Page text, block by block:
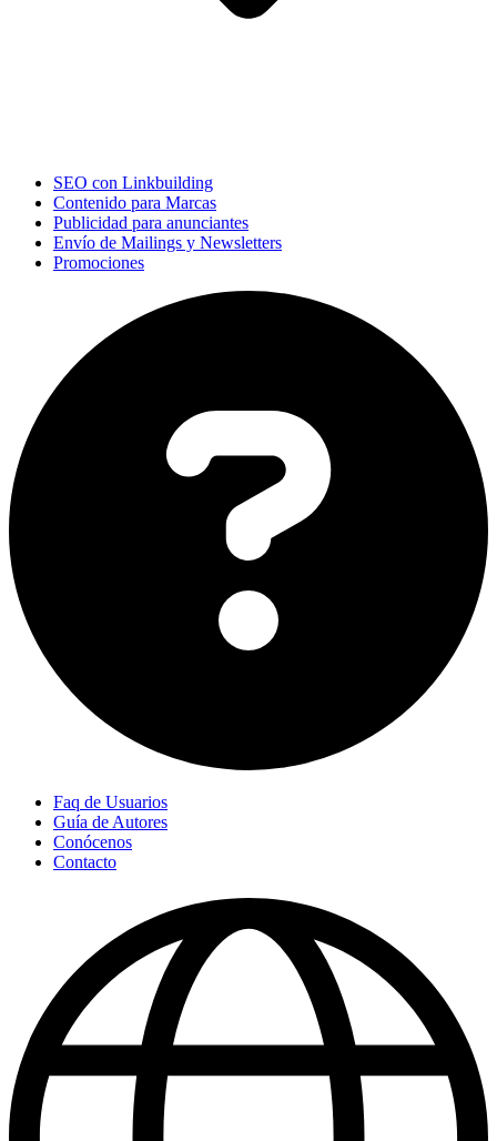
SEO con Linkbuilding
Contenido para Marcas
Publicidad para anunciantes
Envío de Mailings y Newsletters
Promociones
Faq de Usuarios
Guía de Autores
Conócenos
Contacto